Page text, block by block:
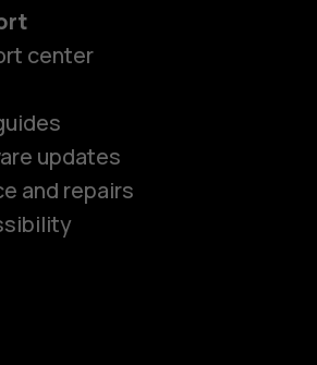
center
updates
and repairs